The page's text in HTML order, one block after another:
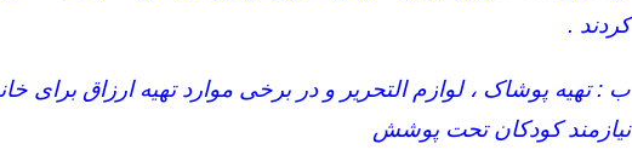
کردند .
ب : تهیه پوشاک ، لوازم التحریر و در برخی موارد تهیه ارزاق برای
نیازمند کودکان تحت پوشش